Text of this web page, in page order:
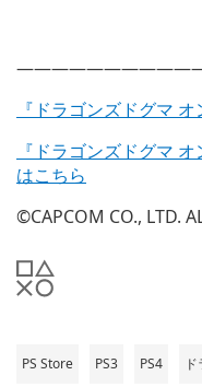
『ドラゴンズドグマ
『ドラゴンズドグマ
はこちら
©CAPCOM CO., LTD.
PS Store PS3 PS4